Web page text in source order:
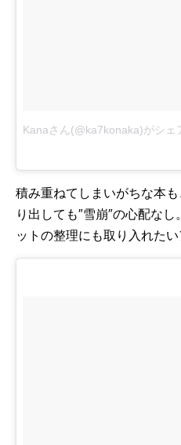
Kanaさん(@ka7konaka)がシェ
積み重ねてしまいがちな本
り出しても″雪崩″の心配な
ットの整理にも取り入れたい